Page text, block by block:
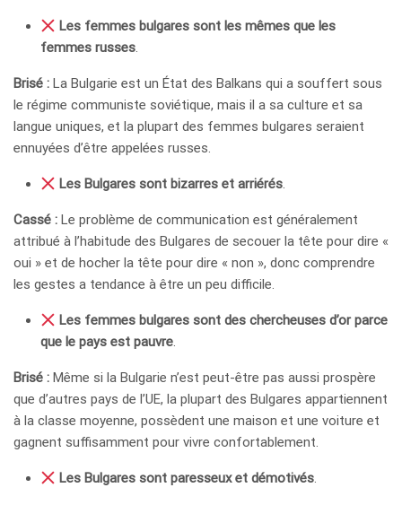
Les femmes bulgares sont les mêmes que les
femmes russes.
Brisé : La Bulgarie est un État des Balkans qui a souffert sous
le régime communiste soviétique, mais il a sa culture et sa
langue uniques, et la plupart des femmes bulgares seraient
ennuyées d’être appelées russes.
Les Bulgares sont bizarres et arriérés.
Cassé : Le problème de communication est généralement
attribué à l’habitude des Bulgares de secouer la tête pour dire «
oui » et de hocher la tête pour dire « non », donc comprendre
les gestes a tendance à être un peu difficile.
Les femmes bulgares sont des chercheuses d’or parce
que le pays est pauvre.
Brisé : Même si la Bulgarie n’est peut-être pas aussi prospère
que d’autres pays de l’UE, la plupart des Bulgares appartiennent
à la classe moyenne, possèdent une maison et une voiture et
gagnent suffisamment pour vivre confortablement.
Les Bulgares sont paresseux et démotivés.